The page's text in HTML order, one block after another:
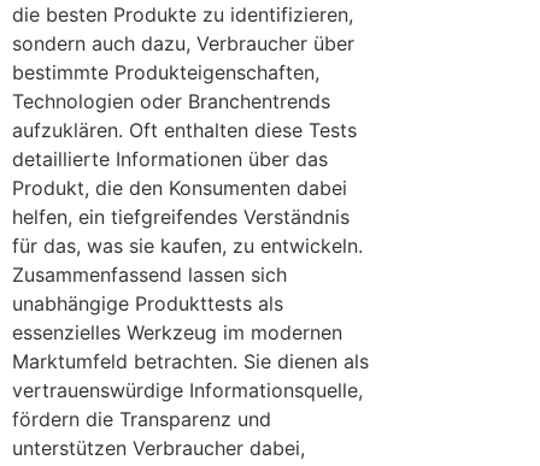
die besten Produkte zu identifizieren,
sondern auch dazu, Verbraucher über
bestimmte Produkteigenschaften,
Technologien oder Branchentrends
aufzuklären. Oft enthalten diese Tests
detaillierte Informationen über das
Produkt, die den Konsumenten dabei
helfen, ein tiefgreifendes Verständnis
für das, was sie kaufen, zu entwickeln.
Zusammenfassend lassen sich
unabhängige Produkttests als
essenzielles Werkzeug im modernen
Marktumfeld betrachten. Sie dienen als
vertrauenswürdige Informationsquelle,
fördern die Transparenz und
unterstützen Verbraucher dabei,